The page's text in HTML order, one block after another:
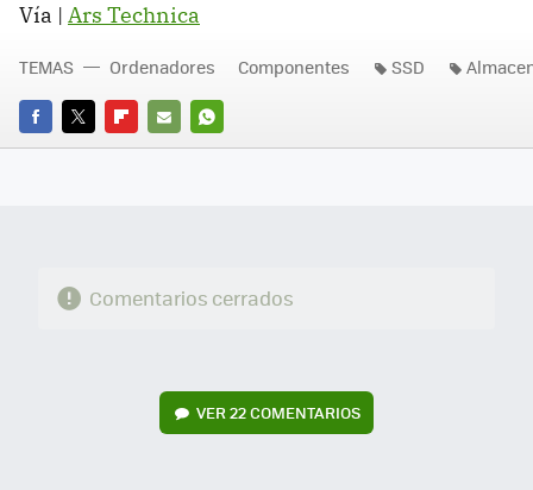
Vía | Ars Technica
FACEBOOK
TWITTERFLIPBOARD
E-
WHATSAPP
TEMAS Ordenadores Componentes SSD
Comentarios cerrados
VER22 COMENTARIOS